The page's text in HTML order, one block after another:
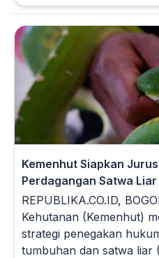
Kemenhut Siapkan
Perdagangan Satwa Liar
REPUBLIKA.CO.ID,
Kehutanan (Kemenhut)
strategi penegakan
tumbuhan dan satwa liar